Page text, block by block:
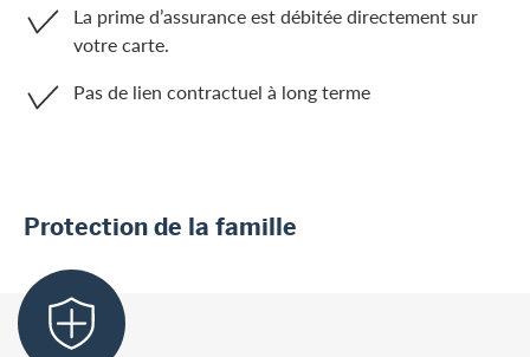
La prime d’assurance est débitée directement sur
votre carte.
Pas de lien contractuel à long terme
Protection de la famille